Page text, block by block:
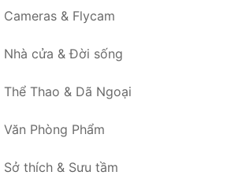
Cameras & Flycam
Nhà cửa & Đời sống
Thể Thao & Dã Ngoại
Văn Phòng Phẩm
Sở thích & Sưu tầm